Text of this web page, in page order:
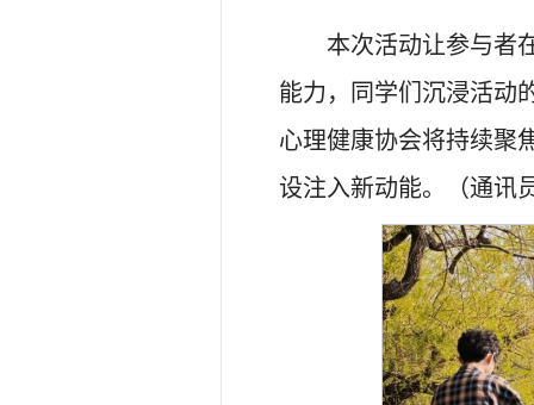
本次活动让参与者
能力，同学们沉浸活动
心理健康协会将持续聚
设注入新动能。（通讯